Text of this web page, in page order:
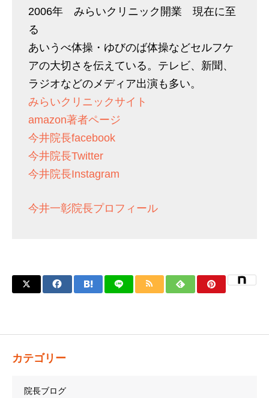
2006年 みらいクリニック開業 現在に至
る
あいうべ体操・ゆびのば体操などセルフケ
アの大切さを伝えている。テレビ、新聞、
ラジオなどのメディア出演も多い。
みらいクリニックサイト
amazon著者ページ
今井院長facebook
今井院長Twitter
今井院長Instagram
今井一彰院長プロフィール
カテゴリー
院長ブログ